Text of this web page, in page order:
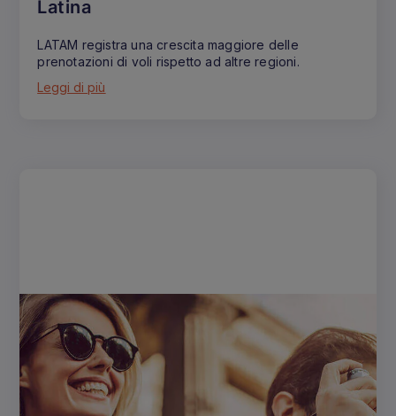
Latina
LATAM registra una crescita maggiore delle
prenotazioni di voli rispetto ad altre regioni.
Leggi di più